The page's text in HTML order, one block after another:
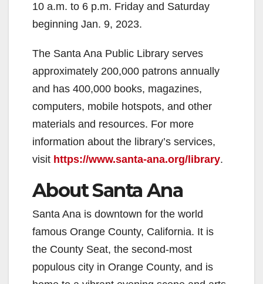
10 a.m. to 6 p.m. Friday and Saturday
beginning Jan. 9, 2023.
The Santa Ana Public Library serves
approximately 200,000 patrons annually
and has 400,000 books, magazines,
computers, mobile hotspots, and other
materials and resources. For more
information about the library’s services,
visit https://www.santa-ana.org/library.
About Santa Ana
Santa Ana is downtown for the world
famous Orange County, California. It is
the County Seat, the second-most
populous city in Orange County, and is